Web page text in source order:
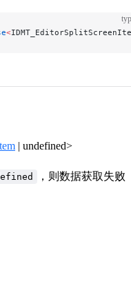
<
| undefined>
，则数据获取失败